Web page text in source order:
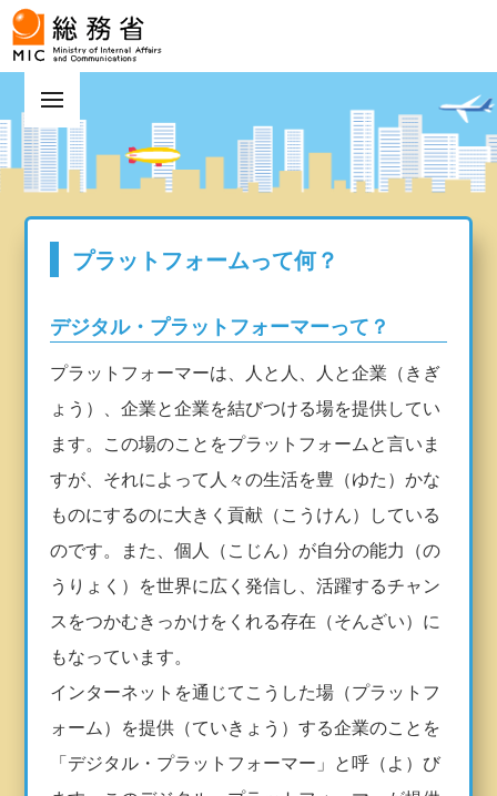
プラットフォームって何？
デジタル・プラットフォーマーって？
プラットフォーマーは、人と人、人と企業（きぎ
ょう）、企業と企業を結びつける場を提供してい
ます。この場のことをプラットフォームと言いま
すが、それによって人々の生活を豊（ゆた）かな
ものにするのに大きく貢献（こうけん）している
のです。また、個人（こじん）が自分の能力（の
うりょく）を世界に広く発信し、活躍するチャン
スをつかむきっかけをくれる存在（そんざい）に
もなっています。
インターネットを通じてこうした場（プラットフ
ォーム）を提供（ていきょう）する企業のことを
「デジタル・プラットフォーマー」と呼（よ）び